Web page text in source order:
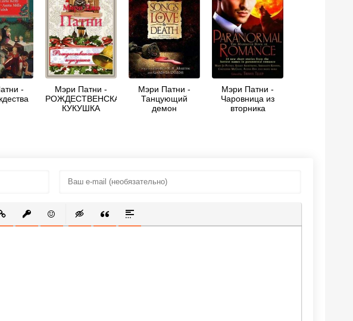
-
Мэри Патни -
РОЖДЕСТВЕНСКАЯ
КУКУШКА
Мэри Патни -
Танцующий
демон
Мэри Патни -
Чаровница из
вторника
СПИСОКСПИСОК
ССЫЛКУ
ВСТАВИТЬ ЗАЩИЩЕННУЮ ССЫЛКУ
ВСТАВИТЬ СМАЙЛИК
ВСТАВКА СКРЫТОГО ТЕКСТА
ВСТАВКА ЦИТАТЫ
ВСТАВКА СПОЙЛЕРА